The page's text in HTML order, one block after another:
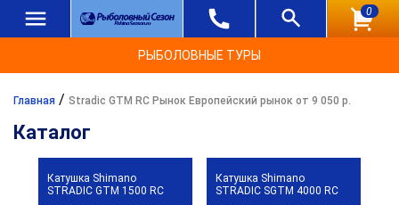
0
РЫБОЛОВНЫЕ ТУРЫ
Главная / Stradic GTM RC Рынок Европейский рынок от 9 050 р.
Каталог
Катушка Shimano
STRADIC GTM 1500 RC
Катушка Shimano
STRADIC SGTM 4000 RC